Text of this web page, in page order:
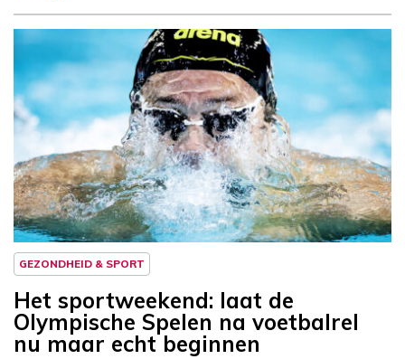
GEZONDHEID & SPORT
Het sportweekend: laat de
Olympische Spelen na voetbalrel
nu maar echt beginnen